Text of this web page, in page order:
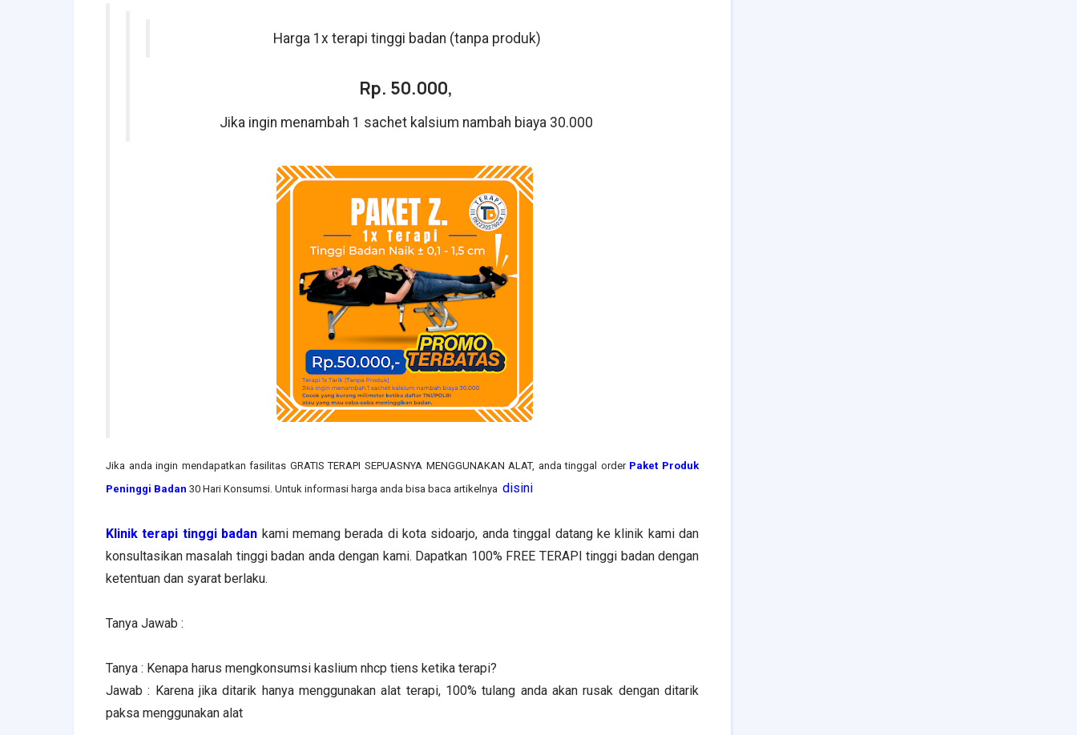
Harga 1x terapi tinggi badan (tanpa produk)
Rp. 50.000,
Jika ingin menambah 1 sachet kalsium nambah biaya 30.000
Jika anda ingin mendapatkan fasilitas GRATIS TERAPI SEPUASNYA MENGGUNAKAN ALAT, anda tinggal order Paket Produk
Peninggi Badan 30 Hari Konsumsi. Untuk informasi harga anda bisa baca artikelnya disini
Klinik terapi tinggi badan kami memang berada di kota sidoarjo, anda tinggal datang ke klinik kami dan
konsultasikan masalah tinggi badan anda dengan kami. Dapatkan 100% FREE TERAPI tinggi badan dengan
ketentuan dan syarat berlaku.
Tanya Jawab :
Tanya : Kenapa harus mengkonsumsi kaslium nhcp tiens ketika terapi?
Jawab : Karena jika ditarik hanya menggunakan alat terapi, 100% tulang anda akan rusak dengan ditarik
paksa menggunakan alat